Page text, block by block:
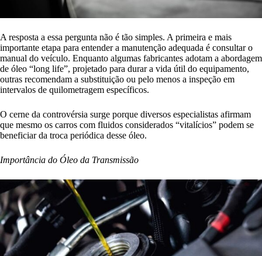
A resposta a essa pergunta não é tão simples. A primeira e mais
importante etapa para entender a manutenção adequada é consultar o
manual do veículo. Enquanto algumas fabricantes adotam a abordagem
de óleo “long life”, projetado para durar a vida útil do equipamento,
outras recomendam a substituição ou pelo menos a inspeção em
intervalos de quilometragem específicos.
O cerne da controvérsia surge porque diversos especialistas afirmam
que mesmo os carros com fluidos considerados “vitalícios” podem se
beneficiar da troca periódica desse óleo.
Importância do Óleo da Transmissão